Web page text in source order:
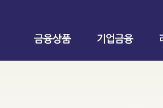
금융상품 기업금융